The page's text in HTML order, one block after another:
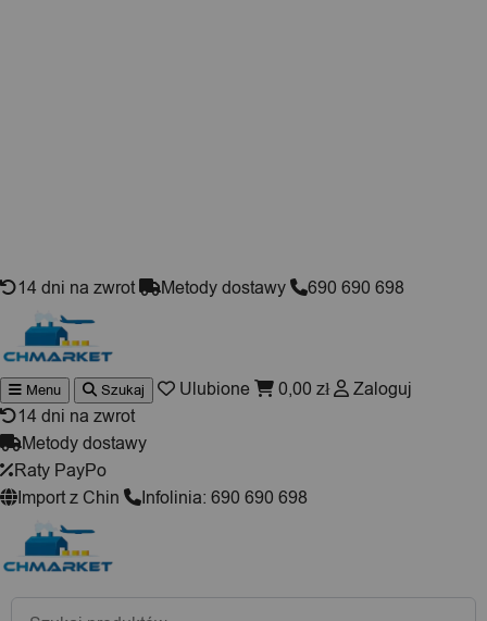
14 dni na zwrot Metody dostawy 690 690 698
Wyszukiwarka
produktów
Menu Szukaj Ulubione 0,00 zł
Zaloguj
14 dni na zwrot
Metody dostawy
Raty PayPo
Import z Chin
Infolinia: 690 690 698
Wyszukiwarka